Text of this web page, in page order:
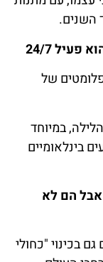
השנים.
פעיל24/7
של
במיוחד
בינלאומיים
אבלהםלא
בכינוי "כחולי